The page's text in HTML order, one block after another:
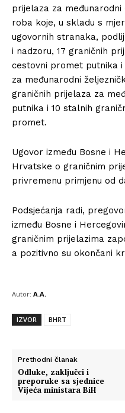
prijelaza za
roba koje, u skladu s
ugovornih stranaka,
i nadzoru, 17 graničnih
cestovni promet putnika
za međunarodni
graničnih prijelaza za
putnika i 10 stalnih
promet.
Ugovor između Bosne i
Hrvatske o graničnim
privremenu primjenu od
Podsjećanja radi,
između Bosne i
graničnim prijelazima
a pozitivno su okončani
Autor: A.A.
IZVOR BHRT
Prethodni članak
Odluke, zaključci i
preporuke sa sjednice
Vijeća ministara BiH